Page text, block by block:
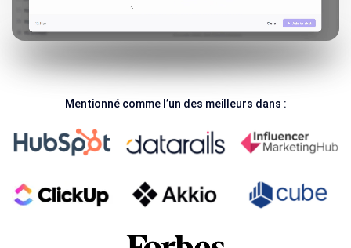
Mentionné comme l’un des meilleurs dans :